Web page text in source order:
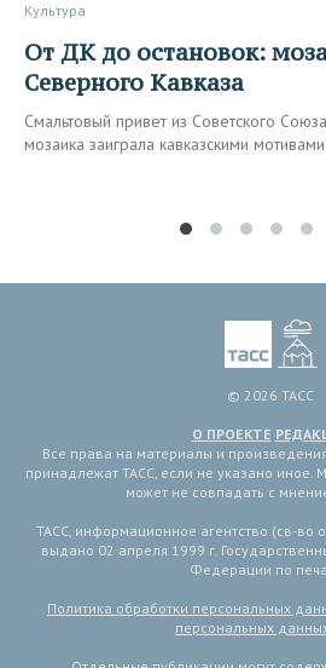
Культура
От ДК до остановок: мозаичное наследие
Северного Кавказа
Смальтовый привет из Советского
мозаика заиграла кавказскими мотивами
© 2026 ТАСС
О ПРОЕКТЕ
Все права на материалы и
принадлежат ТАСС, если не указано иное.
может не совпадать с
ТАСС, информационное агентство (св-во
выдано 02 апреля 1999 г.
Федерации по
Политика обработки персональных
персональных